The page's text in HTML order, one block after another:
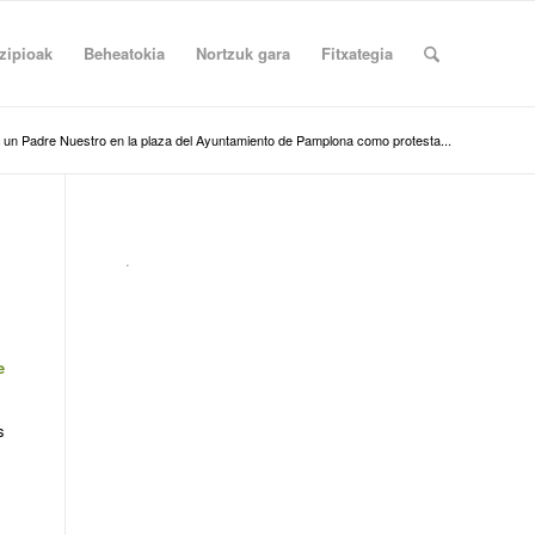
Beheatokia Nortzuk gara Fitxategia
un Padre Nuestro en la plaza del Ayuntamiento de Pamplona como protesta...
.